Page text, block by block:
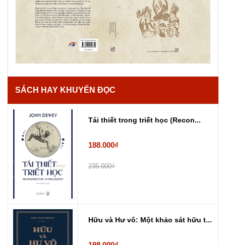
SÁCH HAY KHUYẾN ĐỌC
Tái thiết trong triết học (Recon...
188.000₫
235.000₫
Hữu và Hư vô: Một khảo sát hữu t...